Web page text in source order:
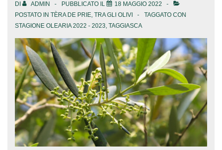
DI ADMIN PUBBLICATO IL
18 MAGGIO 2022
POSTATO IN TÈRA DE PRIE, TRA GLI OLIVI
TAGGATO CON
STAGIONE OLEARIA 2022 - 2023, TAGGIASCA